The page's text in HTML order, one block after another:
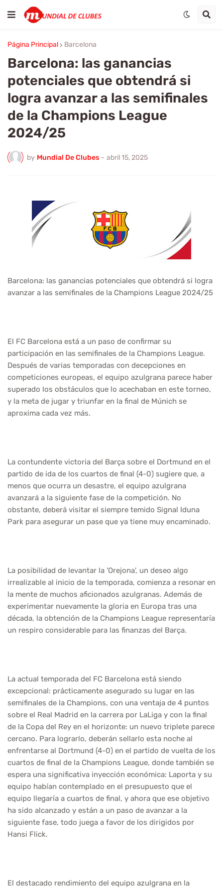
Página Principal Barcelona
Barcelona: las ganancias
potenciales que obtendrá si
logra avanzar a las semifinales
de la Champions League
2024/25
by Mundial De Clubes - abril 15, 2025
Barcelona: las ganancias potenciales que obtendrá si logra
avanzar a las semifinales de la Champions League 2024/25
El FC Barcelona está a un paso de confirmar su
participación en las semifinales de la Champions League.
Después de varias temporadas con decepciones en
competiciones europeas, el equipo azulgrana parece haber
superado los obstáculos que lo acechaban en este torneo,
y la meta de jugar y triunfar en la final de Múnich se
aproxima cada vez más.
La contundente victoria del Barça sobre el Dortmund en el
partido de ida de los cuartos de final (4-0) sugiere que, a
menos que ocurra un desastre, el equipo azulgrana
avanzará a la siguiente fase de la competición. No
obstante, deberá visitar el siempre temido Signal Iduna
Park para asegurar un pase que ya tiene muy encaminado.
La posibilidad de levantar la 'Orejona', un deseo algo
irrealizable al inicio de la temporada, comienza a resonar en
la mente de muchos aficionados azulgranas. Además de
experimentar nuevamente la gloria en Europa tras una
década, la obtención de la Champions League representaría
un respiro considerable para las finanzas del Barça.
La actual temporada del FC Barcelona está siendo
excepcional: prácticamente asegurado su lugar en las
semifinales de la Champions, con una ventaja de 4 puntos
sobre el Real Madrid en la carrera por LaLiga y con la final
de la Copa del Rey en el horizonte: un nuevo triplete parece
cercano. Para lograrlo, deberán sellarlo esta noche al
enfrentarse al Dortmund (4-0) en el partido de vuelta de los
cuartos de final de la Champions League, donde también se
espera una significativa inyección económica: Laporta y su
equipo habían contemplado en el presupuesto que el
equipo llegaría a cuartos de final, y ahora que ese objetivo
ha sido alcanzado y están a un paso de avanzar a la
siguiente fase, todo juega a favor de los dirigidos por
Hansi Flick.
El destacado rendimiento del equipo azulgrana en la